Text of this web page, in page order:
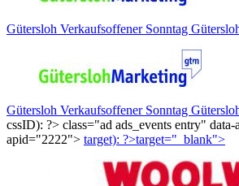
Gütersloh Verkaufsoffener Sonntag
Gütersloh Verkaufsoffener Sonntag
cssID): ?> class="ad ads_events entry"
apid="2222"> target): ?>target="_blank">